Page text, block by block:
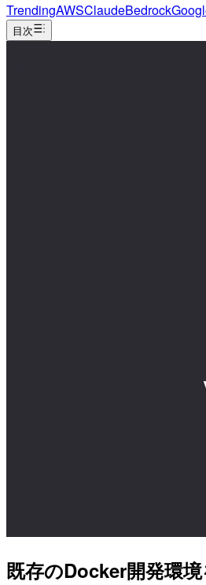
TrendingAWSClaudeBedrock
目次
既存のDocker開発環